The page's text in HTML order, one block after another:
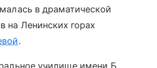
в драматической
на Ленинских горах
.
училище имени Б.